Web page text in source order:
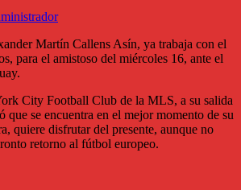
Martín Callens Asín, ya trabaja con el
para el amistoso del miércoles 16, ante el
City Football Club de la MLS, a su salida
que se encuentra en el mejor momento de su
quiere disfrutar del presente, aunque no
retorno al fútbol europeo.